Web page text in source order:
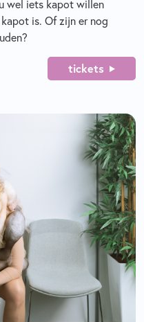
wel iets kapot willen
is. Of zijn er nog
tickets